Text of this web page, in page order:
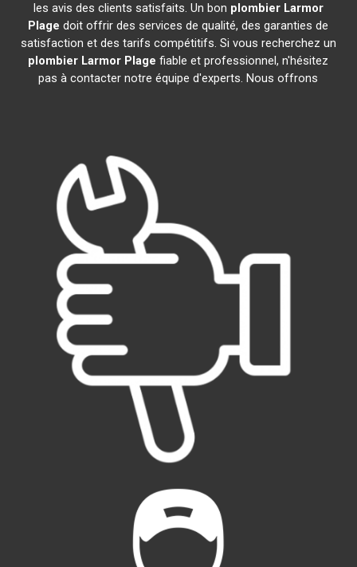
les avis des clients satisfaits. Un bon plombier Larmor
Plage doit offrir des services de qualité, des garanties de
satisfaction et des tarifs compétitifs. Si vous recherchez un
plombier Larmor Plage fiable et professionnel, n'hésitez
pas à contacter notre équipe d'experts. Nous offrons